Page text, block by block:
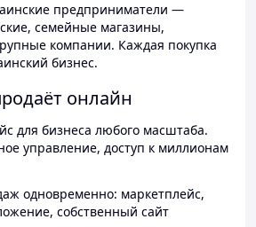
предприниматели —
семейные магазины,
компании. Каждая покупка
бизнес.
онлайн
для бизнеса любого масштаба.
управление, доступ к миллионам
одновременно: маркетплейс,
собственный сайт